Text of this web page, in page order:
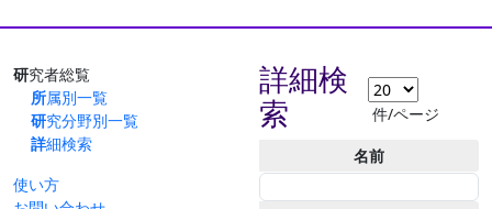
研究者総覧
所属別一覧
研究分野別一覧
詳細検索
使い方
詳細検
索
件/ページ
名前